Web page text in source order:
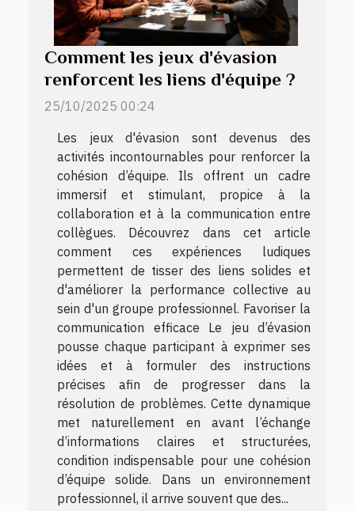
Comment les jeux d'évasion
renforcent les liens d'équipe ?
25/10/2025 00:24
Les jeux d'évasion sont devenus des
activités incontournables pour renforcer la
cohésion d’équipe. Ils offrent un cadre
immersif et stimulant, propice à la
collaboration et à la communication entre
collègues. Découvrez dans cet article
comment ces expériences ludiques
permettent de tisser des liens solides et
d'améliorer la performance collective au
sein d'un groupe professionnel. Favoriser la
communication efficace Le jeu d’évasion
pousse chaque participant à exprimer ses
idées et à formuler des instructions
précises afin de progresser dans la
résolution de problèmes. Cette dynamique
met naturellement en avant l’échange
d’informations claires et structurées,
condition indispensable pour une cohésion
d’équipe solide. Dans un environnement
professionnel, il arrive souvent que des...